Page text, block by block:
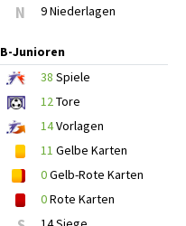
N 9 Niederlagen
B-Junioren
38 Spiele
12Tore
14Vorlagen
11 Gelbe Karten
0Gelb-Rote Karten
0Rote Karten